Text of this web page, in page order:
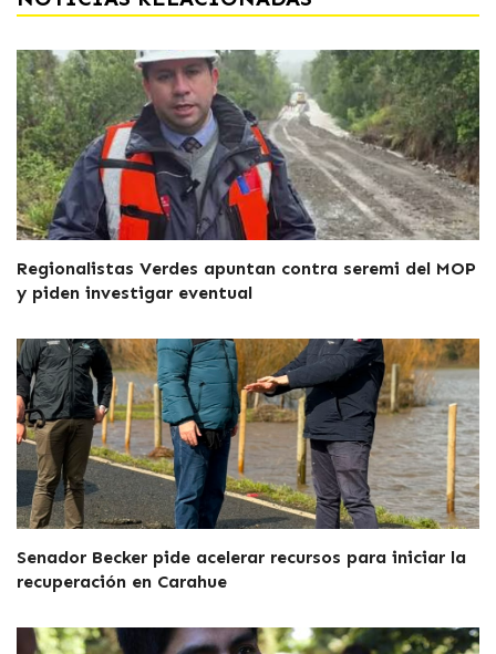
Regionalistas Verdes apuntan contra seremi del MOP
y piden investigar eventual
Senador Becker pide acelerar recursos para iniciar la
recuperación en Carahue